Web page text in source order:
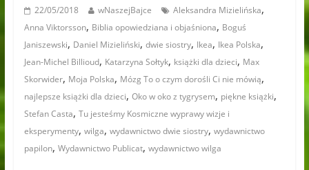
22/05/2018 wNaszejBajce Aleksandra Mizielińska,
Anna Viktorsson, Biblia opowiedziana i objaśniona, Boguś
Janiszewski, Daniel Mizieliński, dwie siostry, Ikea, Ikea Polska,
Jean-Michel Billioud, Katarzyna Sołtyk, książki dla dzieci, Max
Skorwider, Moja Polska, Mózg To o czym dorośli Ci nie mówią,
najlepsze książki dla dzieci, Oko w oko z tygrysem, piękne książki,
Stefan Casta, Tu jesteśmy Kosmiczne wyprawy wizje i
eksperymenty, wilga, wydawnictwo dwie siostry, wydawnictwo
papilon, Wydawnictwo Publicat, wydawnictwo wilga